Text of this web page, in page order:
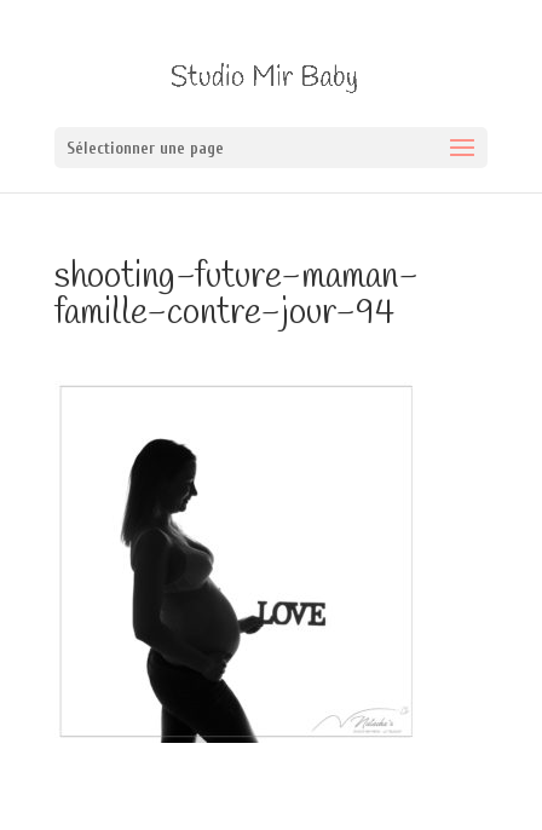
Sélectionner une page
shooting-future-maman-
famille-contre-jour-94